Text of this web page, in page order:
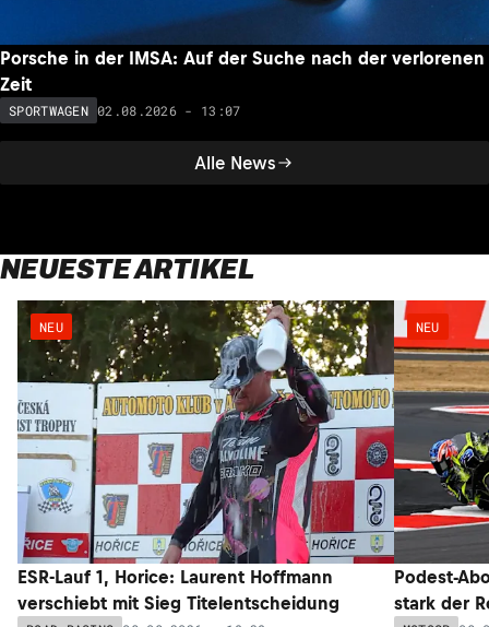
Alle News
Porsche in der IMSA: Auf der Suche nach der verlorenen
Zeit
SPORTWAGEN 02.08.2026 - 13:07
NEUESTE ARTIKEL
NEU
ESR-Lauf 1, Horice: Laurent Hoffmann
verschiebt mit Sieg Titelentscheidung
NEU
Podest-
stark der